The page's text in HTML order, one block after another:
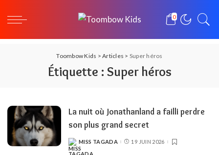
0
Toombow Kids >Articles > Super héros
Étiquette : Super héros
La nuit où Jonathanland a failli perdre
son plus grand secret
POSTED
BY
MISS TAGADA 19 JUIN 2026